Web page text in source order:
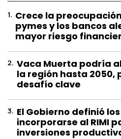
1. Crece la
pymes y los bancos
mayor riesgo
2. Vaca Muerta podría
la región hasta 2050,
desafío clave
3. El Gobierno definió
incorporarse al RIMI
inversiones